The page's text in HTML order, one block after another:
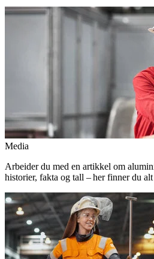
Media
Arbeider du med en artikkel om
historier, fakta og tall – her finner du alt